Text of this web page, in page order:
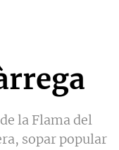
la Flama del
sopar popular